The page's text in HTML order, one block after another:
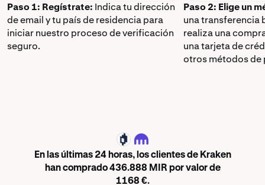
Paso 1: Regístrate: Indica tu dirección
de email y tu país de residencia para
iniciar nuestro proceso de verificación
seguro.
Paso 2: Elige un
una transferencia
realiza una
una tarjeta de
otros métodos de
MIR
En las últimas 24 horas, los clientes de Kraken
han comprado 436.888 MIR por valor de
1168 €.